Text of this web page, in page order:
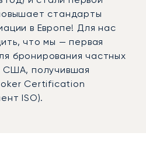
стандарты
в Европе! Для нас
что мы — первая
бронирования частных
США, получившая
Certification
ISO).